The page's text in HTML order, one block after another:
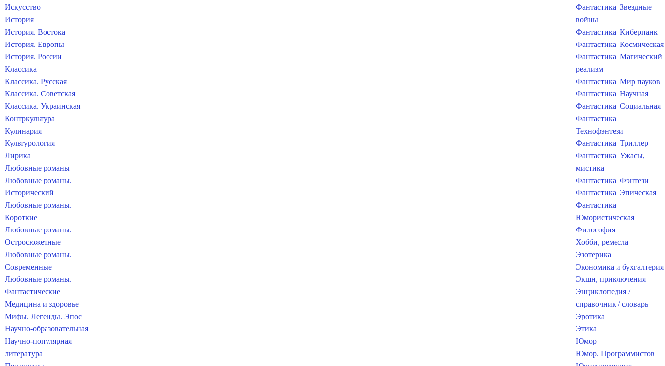
Искусство
История
История. Востока
История. Европы
История. России
Классика
Классика. Русская
Классика. Советская
Классика. Украинская
Контркультура
Кулинария
Культурология
Лирика
Любовные романы
Любовные романы.
Исторический
Любовные романы.
Короткие
Любовные романы.
Остросюжетные
Любовные романы.
Современные
Любовные романы.
Фантастические
Медицина и здоровье
Мифы. Легенды. Эпос
Научно-образовательная
Научно-популярная
литература
Фантастика. Звездные
войны
Фантастика. Киберпанк
Фантастика. Космическая
Фантастика. Магический
реализм
Фантастика. Мир пауков
Фантастика. Научная
Фантастика. Социальная
Фантастика.
Технофэнтези
Фантастика. Триллер
Фантастика. Ужасы,
мистика
Фантастика. Фэнтези
Фантастика. Эпическая
Фантастика.
Юмористическая
Философия
Хобби, ремесла
Эзотерика
Экономика и бухгалтерия
Экшн, приключения
Энциклопедия /
справочник / словарь
Эротика
Этика
Юмор
Юмор. Программистов